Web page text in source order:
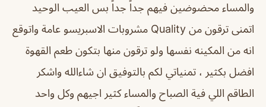
والمساء محضوضين فيهم جداً جداً بس العيب الوحيد
اتمنى ترقون من Quality مشروبات الاسبريسو عامة واتوقع
انه من المكينه نفسها ولو ترقون منها بتكون طعم القهوة
افضل بكثير ، تمنياتي لكم بالتوفيق ان شاءالله واشكر
الطاقم اللي فية الصباح والمساء كثير اجيهم وكل واحد